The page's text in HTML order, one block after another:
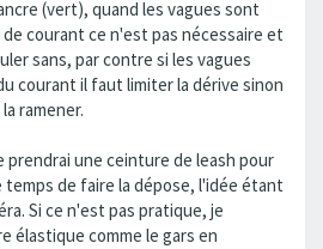
(vert), quand les vagues sont
courant ce n'est pas nécessaire et
sans, par contre si les vagues
courant il faut limiter la dérive sinon
ramener.
prendrai une ceinture de leash pour
temps de faire la dépose, l'idée étant
Si ce n'est pas pratique, je
élastique comme le gars en